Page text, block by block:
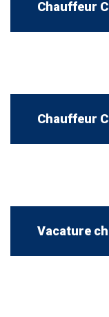
Chauffeur
Chauffeur
Vacature